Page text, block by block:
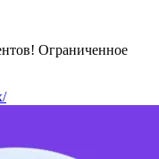
Ограниченное